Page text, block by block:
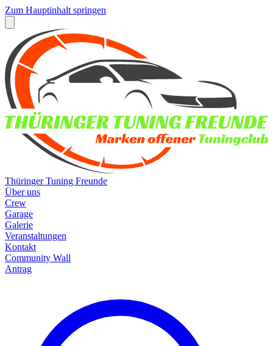
Zum Hauptinhalt springen
Thüringer Tuning Freunde
Über uns
Crew
Garage
Galerie
Veranstaltungen
Kontakt
Community Wall
Antrag